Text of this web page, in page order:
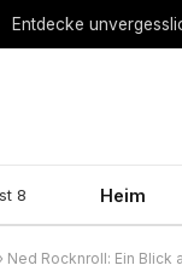
Entdecke
8 Heim
Ned Rocknroll: Ein Blick